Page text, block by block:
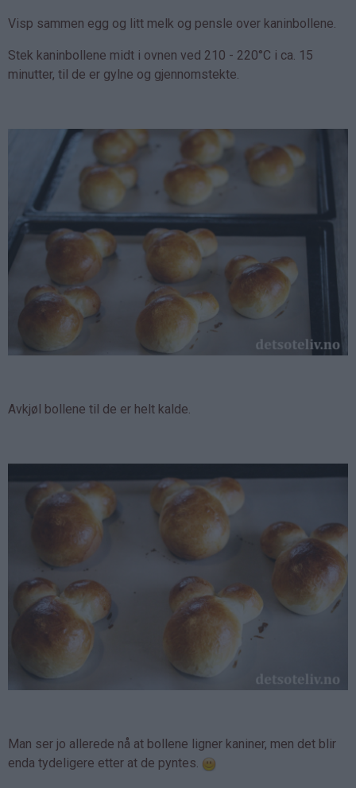
Visp sammen egg og litt melk og pensle over kaninbollene.
Stek kaninbollene midt i ovnen ved 210 - 220°C i ca. 15
minutter, til de er gylne og gjennomstekte.
Avkjøl bollene til de er helt kalde.
Man ser jo allerede nå at bollene ligner kaniner, men det blir
enda tydeligere etter at de pyntes.